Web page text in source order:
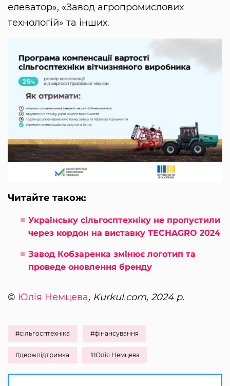
елеватор», «Завод агропромислових
технологій» та інших.
Читайте також:
Українську сільгосптехніку не пропустили
через кордон на виставку TECHAGRO 2024
Завод Кобзаренка змінює логотип та
проведе оновлення бренду
© Юлія Немцева, Kurkul.com, 2024 р.
#сільгосптехніка #фінансування
#держпідтримка #Юлія Немцева